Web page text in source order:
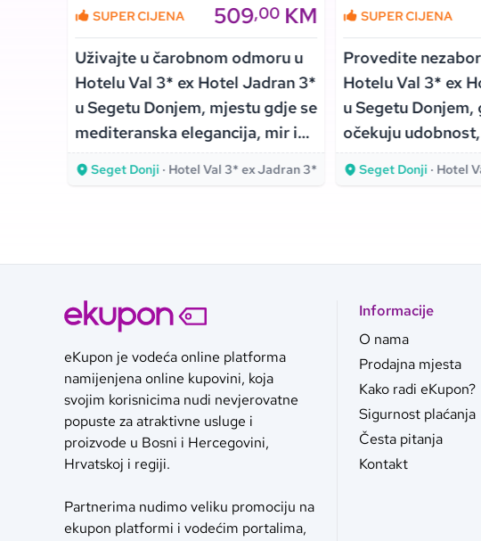
SUPER CIJENA 509,00 KM
Uživajte u čarobnom odmoru u
Hotelu Val 3* ex Hotel Jadran 3*
u Segetu Donjem, mjestu gdje se
mediteranska elegancija, mir i
blizina mora pretvaraju u
nezaboravno iskustvo!
Seget Donji · Hotel Val 3* ex Jadran 3*
SUPER CIJENA
Provedite
Hotelu Val 3* ex
u Segetu Donjem,
očekuju
atmosfera i
obalu!
Seget Donji · Hotel
eKupon je vodeća online platforma
namijenjena online kupovini, koja
svojim korisnicima nudi nevjerovatne
popuste za atraktivne usluge i
proizvode u Bosni i Hercegovini,
Hrvatskoj i regiji.
Partnerima nudimo veliku promociju na
ekupon platformi i vodećim portalima,
Informacije
O nama
Prodajna mjesta
Kako radi eKupon?
Sigurnost plaćanja
Česta pitanja
Kontakt